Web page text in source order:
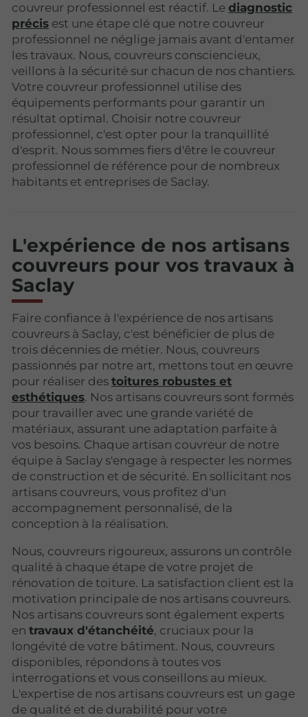
couvreur professionnel est réactif. Le diagnostic
précis est une étape clé que notre couvreur
professionnel ne néglige jamais avant d'entamer
les travaux. Nous, couvreurs consciencieux,
veillons à la sécurité sur chacun de nos chantiers.
Votre couvreur professionnel utilise des
équipements performants pour garantir un
résultat optimal. Choisir notre couvreur
professionnel, c'est opter pour la tranquillité
d'esprit. Nous sommes fiers d'être le couvreur
professionnel de référence pour de nombreux
habitants et entreprises de Saclay.
L'expérience de nos artisans
couvreurs pour vos travaux à
Saclay
Faire confiance à l'expérience de nos artisans
couvreurs à Saclay, c'est bénéficier de plus de
trois décennies de métier. Nous, couvreurs
passionnés par notre art, mettons tout en œuvre
pour réaliser des toitures robustes et
esthétiques. Nos artisans couvreurs sont formés
pour travailler avec une grande variété de
matériaux, assurant une adaptation parfaite à
vos besoins. Chaque artisan couvreur de notre
équipe à Saclay s'engage à respecter les normes
de construction et de sécurité. En sollicitant nos
artisans couvreurs, vous profitez d'un
accompagnement personnalisé, de la
conception à la réalisation.
Nous, couvreurs rigoureux, assurons un contrôle
qualité à chaque étape de votre projet de
rénovation de toiture. La satisfaction client est la
motivation principale de nos artisans couvreurs.
Nos artisans couvreurs sont également experts
en travaux d'étanchéité, cruciaux pour la
longévité de votre bâtiment. Nous, couvreurs
disponibles, répondons à toutes vos
interrogations et vous conseillons au mieux.
L'expertise de nos artisans couvreurs est un gage
de qualité et de durabilité pour votre